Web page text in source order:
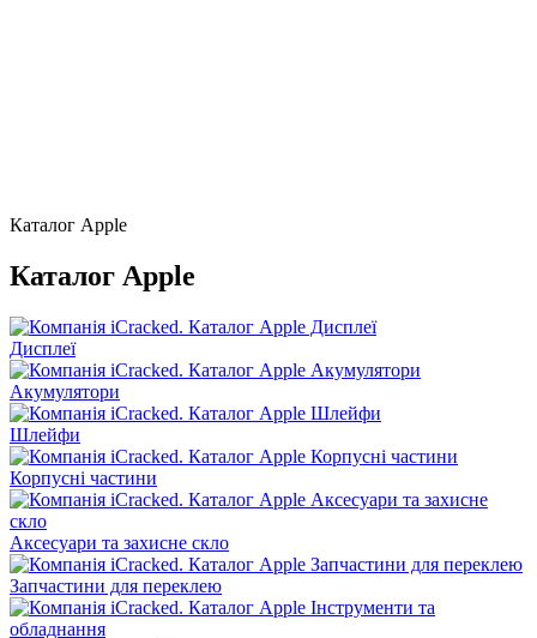
Каталог Apple
Каталог Apple
Дисплеї
Акумулятори
Шлейфи
Корпусні частини
Аксесуари та захисне скло
Запчастини для переклею